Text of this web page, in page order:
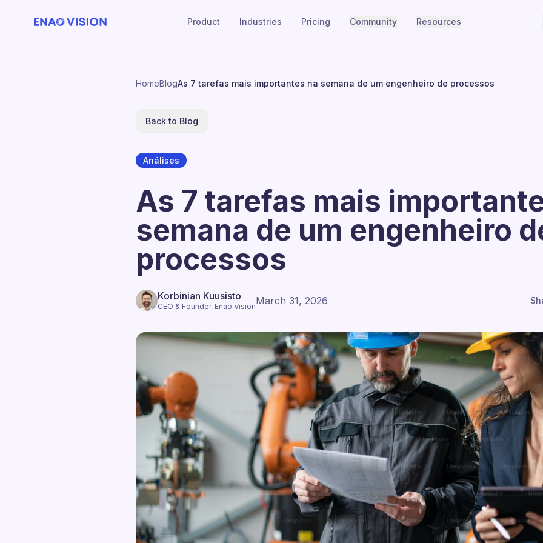
Product Industries Pricing Community Resources
HomeBlogAs 7 tarefas mais importantes na semana de um engenheiro de processos
Back to Blog
Análises
As 7 tarefas mais
semana de um engenheiro
processos
Korbinian Kuusisto
CEO & Founder, Enao VisionMarch 31, 2026